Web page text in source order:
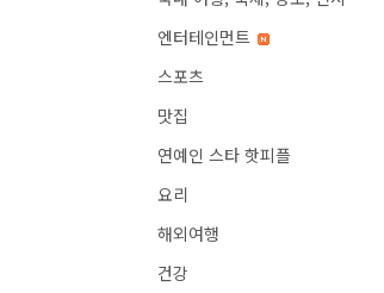
엔터테인먼트
스포츠
맛집
연예인 스타 핫피플
요리
해외여행
건강